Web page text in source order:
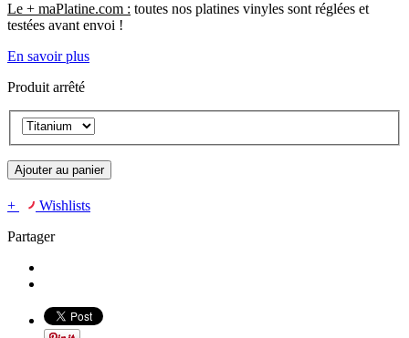
Le + maPlatine.com : toutes nos platines vinyles sont réglées et
testées avant envoi !
En savoir plus
Produit arrêté
Ajouter au panier
+
Wishlists
Partager